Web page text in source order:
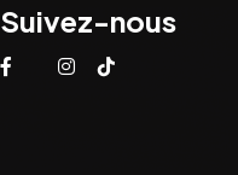
Suivez-nous